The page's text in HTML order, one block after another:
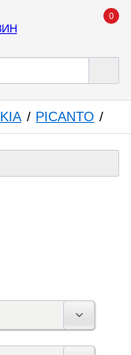
0
KIA PICANTO